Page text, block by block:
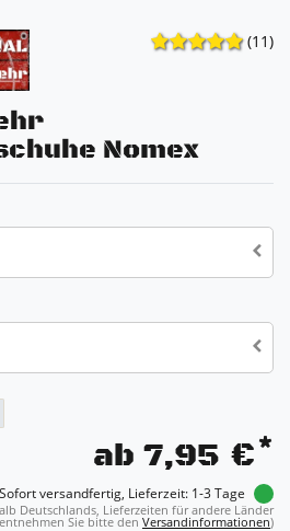
(11)
Nomex
ab 7,95 €*
Sofort versandfertig, Lieferzeit: 1-3 Tage
Deutschlands, Lieferzeiten für andere Länder
entnehmen Sie bitte den Versandinformationen)